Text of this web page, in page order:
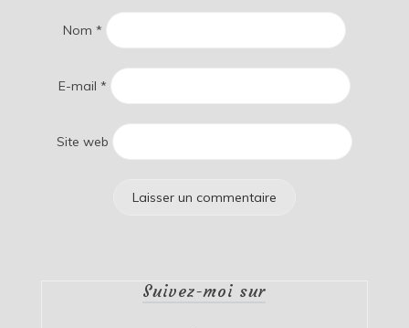
Nom *
E-mail *
Site web
Suivez-moi sur